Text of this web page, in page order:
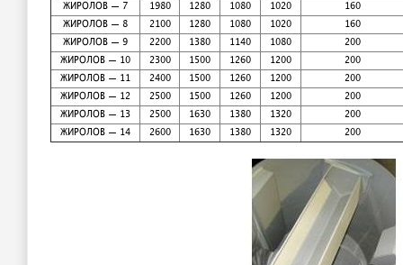
ЖИРОЛОВ — 7
1980 1280 1080 1020
160
ЖИРОЛОВ — 8
2100 1280 1080 1020
160
ЖИРОЛОВ — 9
2200 1380 1140 1080
200
ЖИРОЛОВ — 10
2300 1500 1260 1200
200
ЖИРОЛОВ — 11
2400 1500 1260 1200
200
ЖИРОЛОВ — 12
2500 1500 1260 1200
200
ЖИРОЛОВ — 13
2500 1630 1380 1320
200
ЖИРОЛОВ — 14
2600 1630 1380 1320 200